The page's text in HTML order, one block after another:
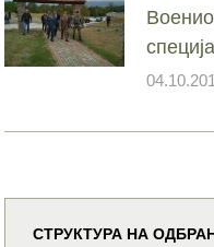
СТРУКТУРА НА